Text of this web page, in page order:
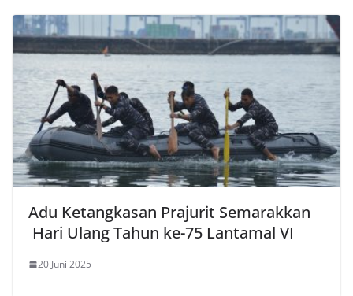
Adu Ketangkasan Prajurit Semarakkan
Hari Ulang Tahun ke-75 Lantamal VI
20 Juni 2025